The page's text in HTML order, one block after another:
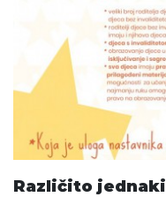
Različito jednaki